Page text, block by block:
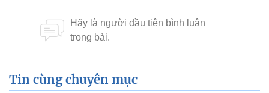
Tin cùng chuyên mục